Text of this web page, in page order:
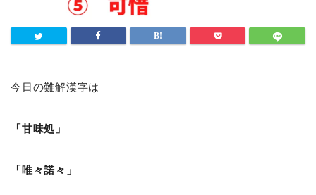
今日の難解漢字は
「甘味処」
「唯々諾々」